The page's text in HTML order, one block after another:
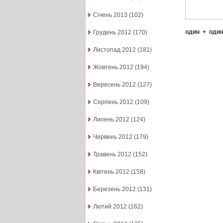
Січень 2013 (102)
Грудень 2012 (170)
Листопад 2012 (181)
Жовтень 2012 (194)
Вересень 2012 (127)
Серпень 2012 (109)
Липень 2012 (124)
Червень 2012 (179)
Травень 2012 (152)
Квітень 2012 (158)
Березень 2012 (131)
Лютий 2012 (162)
один + один